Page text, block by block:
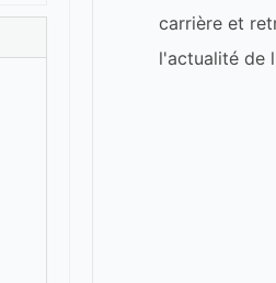
carrière et
l'actualité de